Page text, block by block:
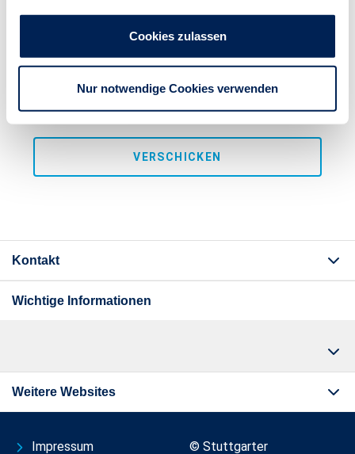
Cookies zulassen
Nur notwendige Cookies verwenden
Beim Laden des Feldes "text ist ein Fehler
Hinweis: Alle mit einem * versehenen Felder sind Pflichtangaben.
<p><span style="font-size:11px;">Hinweis: Alle mit einem
VERSCHICKEN
Kontakt
Wichtige Informationen
Weitere Websites
Impressum © Stuttgarter